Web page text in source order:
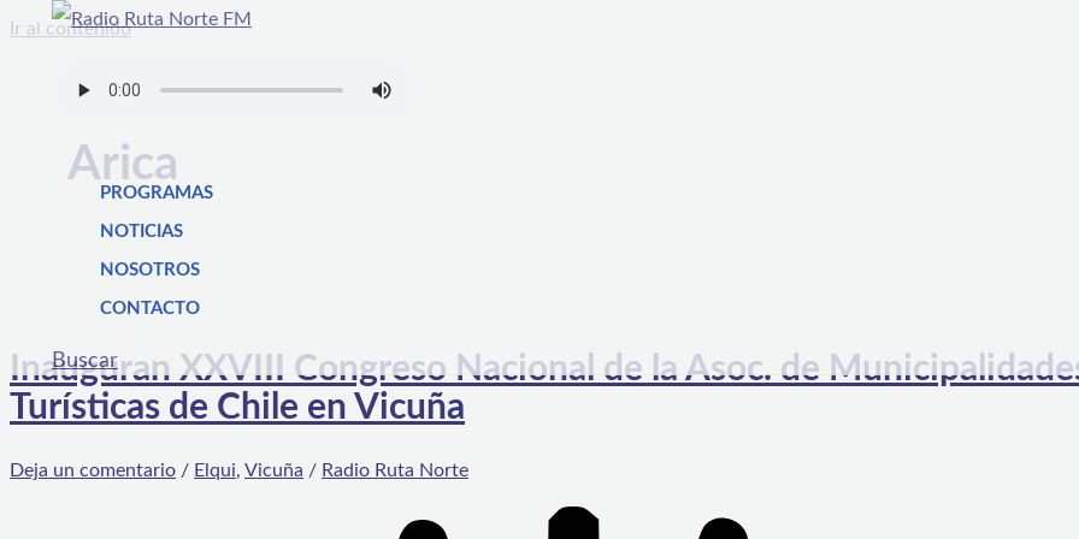
Ir al contenido
PROGRAMAS
NOTICIAS
NOSOTROS
CONTACTO
Buscar
Arica
Inauguran XXVIII Congreso Nacional de la Asoc. de
Turísticas de Chile en Vicuña
Deja un comentario / Elqui, Vicuña / Radio Ruta Norte